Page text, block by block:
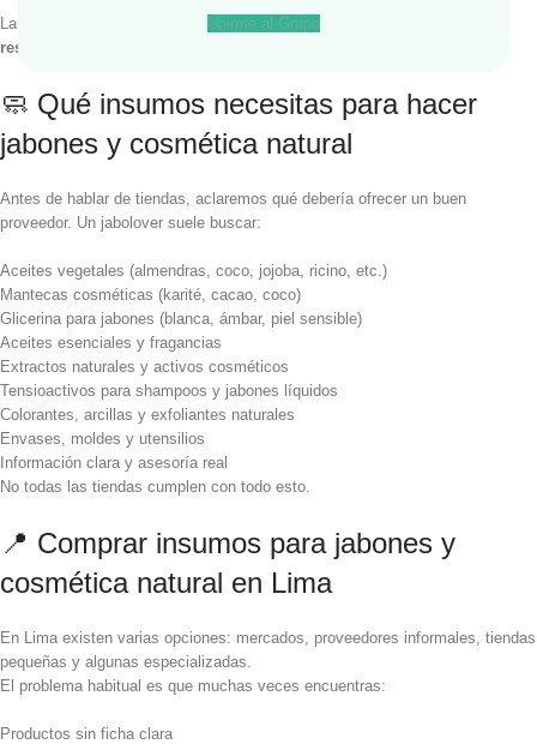
Unirme al Grupo
La respuesta no es solo “dónde venden”, sino
respaldan y te ayudan a hacerlo bien
🧼 Qué insumos necesitas para hacer
jabones y cosmética natural
Antes de hablar de tiendas, aclaremos qué debería ofrecer un buen
proveedor. Un jabolover suele buscar:
Aceites vegetales (almendras, coco, jojoba, ricino, etc.)
Mantecas cosméticas (karité, cacao, coco)
Glicerina para jabones (blanca, ámbar, piel sensible)
Aceites esenciales y fragancias
Extractos naturales y activos cosméticos
Tensioactivos para shampoos y jabones líquidos
Colorantes, arcillas y exfoliantes naturales
Envases, moldes y utensilios
Información clara y asesoría real
No todas las tiendas cumplen con todo esto.
📍 Comprar insumos para jabones y
cosmética natural en Lima
En Lima existen varias opciones: mercados, proveedores informales, tiendas
pequeñas y algunas especializadas.
El problema habitual es que muchas veces encuentras:
Productos sin ficha clara